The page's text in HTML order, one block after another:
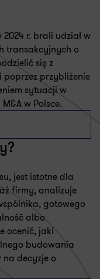
r. brali udział w
transakcyjnych o
się z
poprzez przybliżenie
sytuacji w
w Polsce.
jest istotne dla
firmy, analizuje
gotowego
albo
ocenić, jaki
budowania
na decyzje o